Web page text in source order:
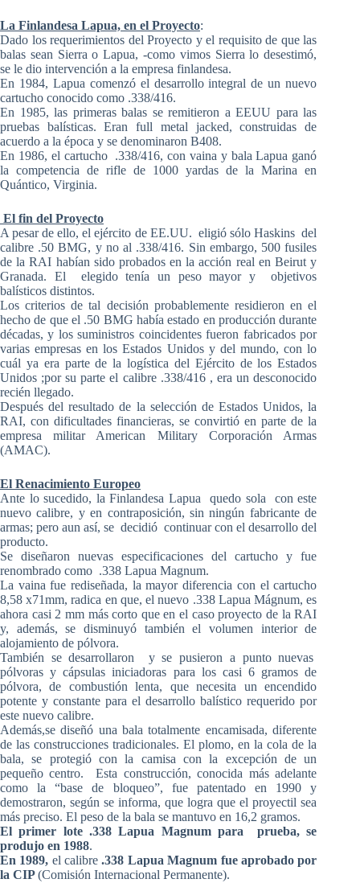
La Finlandesa Lapua, en el Proyecto:
Dado los requerimientos del Proyecto y el requisito de que las
balas sean Sierra o Lapua, -como vimos Sierra lo desestimó,
se le dio intervención a la empresa finlandesa.
En 1984, Lapua comenzó el desarrollo integral de un nuevo
cartucho conocido como .338/416.
En 1985, las primeras balas se remitieron a EEUU para las
pruebas balísticas. Eran full metal jacked, construidas de
acuerdo a la época y se denominaron B408.
En 1986, el cartucho .338/416, con vaina y bala Lapua ganó
la competencia de rifle de 1000 yardas de la Marina en
Quántico, Virginia.
El fin del Proyecto
A pesar de ello, el ejército de EE.UU. eligió sólo Haskins del
calibre .50 BMG, y no al .338/416. Sin embargo, 500 fusiles
de la RAI habían sido probados en la acción real en Beirut y
Granada. El elegido tenía un peso mayor y objetivos
balísticos distintos.
Los criterios de tal decisión probablemente residieron en el
hecho de que el .50 BMG había estado en producción durante
décadas, y los suministros coincidentes fueron fabricados por
varias empresas en los Estados Unidos y del mundo, con lo
cuál ya era parte de la logística del Ejército de los Estados
Unidos ;por su parte el calibre .338/416 , era un desconocido
recién llegado.
Después del resultado de la selección de Estados Unidos, la
RAI, con dificultades financieras, se convirtió en parte de la
empresa militar American Military Corporación Armas
(AMAC).
El Renacimiento Europeo
Ante lo sucedido, la Finlandesa Lapua quedo sola con este
nuevo calibre, y en contraposición, sin ningún fabricante de
armas; pero aun así, se decidió continuar con el desarrollo del
producto.
Se diseñaron nuevas especificaciones del cartucho y fue
renombrado como .338 Lapua Magnum.
La vaina fue rediseñada, la mayor diferencia con el cartucho
8,58 x71mm, radica en que, el nuevo .338 Lapua Mágnum, es
ahora casi 2 mm más corto que en el caso proyecto de la RAI
y, además, se disminuyó también el volumen interior de
alojamiento de pólvora.
También se desarrollaron y se pusieron a punto nuevas
pólvoras y cápsulas iniciadoras para los casi 6 gramos de
pólvora, de combustión lenta, que necesita un encendido
potente y constante para el desarrollo balístico requerido por
este nuevo calibre.
Además,se diseñó una bala totalmente encamisada, diferente
de las construcciones tradicionales. El plomo, en la cola de la
bala, se protegió con la camisa con la excepción de un
pequeño centro. Esta construcción, conocida más adelante
como la “base de bloqueo”, fue patentado en 1990 y
demostraron, según se informa, que logra que el proyectil sea
más preciso. El peso de la bala se mantuvo en 16,2 gramos.
El primer lote .338 Lapua Magnum para prueba, se
produjo en 1988.
En 1989, el calibre.338 Lapua Magnum fue aprobado por
la CIP(Comisión Internacional Permanente).